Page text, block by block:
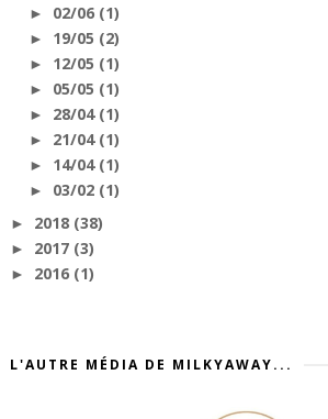
► 02/06 (1)
► 19/05 (2)
► 12/05 (1)
► 05/05 (1)
► 28/04 (1)
► 21/04 (1)
► 14/04 (1)
► 03/02 (1)
► 2018 (38)
► 2017 (3)
► 2016 (1)
L'AUTRE MÉDIA DE MILKYAWAY...